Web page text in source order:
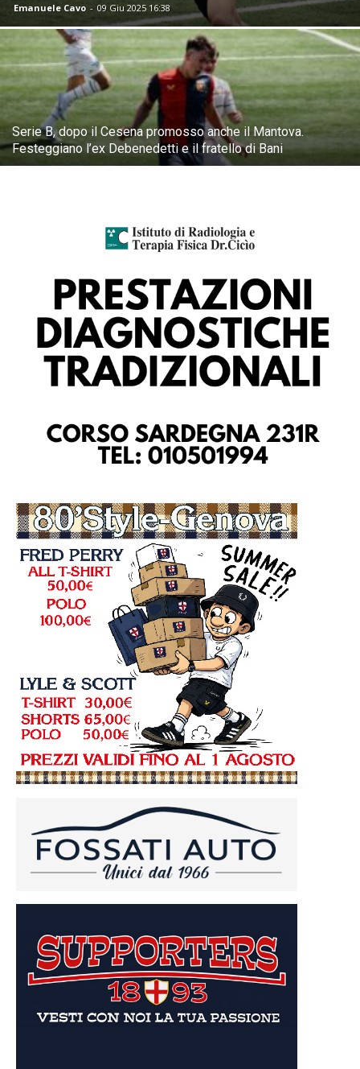
Emanuele Cavo - 09 Giu 2025 16:38
Serie B, dopo il Cesena promosso anche il Mantova.
Festeggiano l’ex Debenedetti e il fratello di Bani